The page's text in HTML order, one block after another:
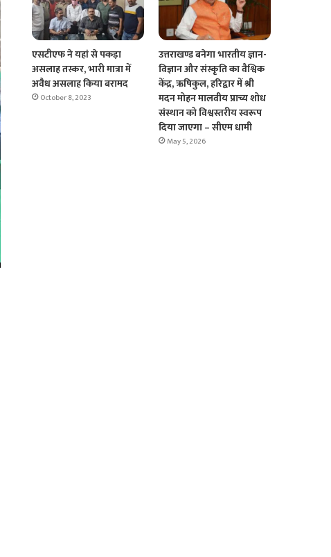
एसटीएफ ने यहां से पकड़ा
असलाह तस्कर, भारी मात्रा में
अवैध असलाह किया बरामद
October 8, 2023
उत्तराखण्ड बनेगा भारतीय ज्ञान-
विज्ञान और संस्कृति का वैश्विक
केंद्र, ऋषिकुल, हरिद्वार में श्री
मदन मोहन मालवीय प्राच्य शोध
संस्थान को विश्वस्तरीय स्वरूप
दिया जाएगा – सीएम धामी
May 5, 2026